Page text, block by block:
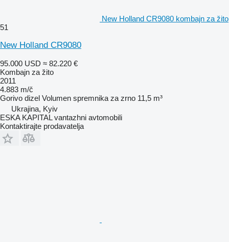
New Holland CR9080 kombajn za žito
51
New Holland CR9080
95.000 USD ≈ 82.220 €
Kombajn za žito
2011
4.883 m/č
Gorivo dizel Volumen spremnika za zrno 11,5 m³
Ukrajina, Kyiv
ESKA KAPITAL vantazhni avtomobili
Kontaktirajte prodavatelja